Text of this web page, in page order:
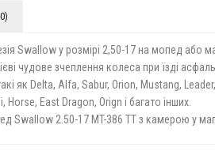
Swallow у розмірі 2,50-17 на мопед або
чудове зчеплення колеса при їзді
як Delta, Alfa, Sabur, Orion, Mustang,
Horse, East Dragon, Orign і багато інших.
Swallow 2.50-17 MT-386 TT з камерою у